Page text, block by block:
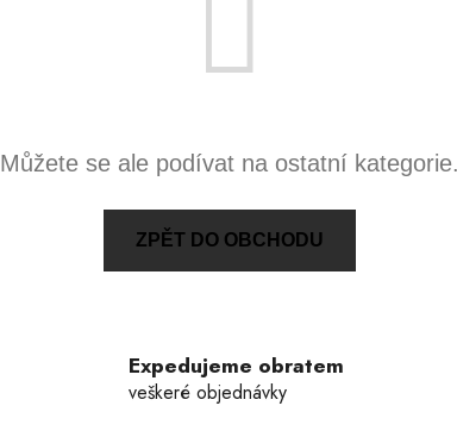
Můžete se ale podívat na ostatní kategorie.
ZPĚT DO OBCHODU
Expedujeme obratem
veškeré objednávky